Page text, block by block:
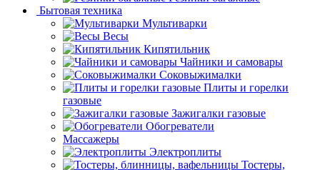
Бытовая техника
Мультиварки
Весы
Кипятильник
Чайники и самовары
Соковыжималки
Плиты и горелки
газовые
Зажигалки газовые
Обогреватели
Массажеры
Электроплиты
Тостеры,